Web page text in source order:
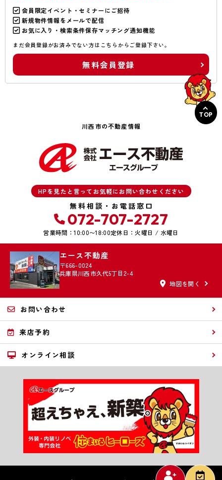
会員限定イベント・セミナーにご招待
新規物件情報をメールで配信
お気に入り・検索条件保存マッチング通知機能
まだ会員登録がお済みでない方はこちらからご登録下さい。
無料会員登録
TOP
川西市の不動産情報
HPを見たと言ってお気軽にお問い合わせください
無料相談・お電話窓口
072-707-2727
営業時間：10:00〜18:00定休日：火曜日 / 水曜日
エース不動産
〒666-0024
兵庫県川西市久代5丁目2-4
地図を開く
お問い合わせ
来店予約
オンライン相談